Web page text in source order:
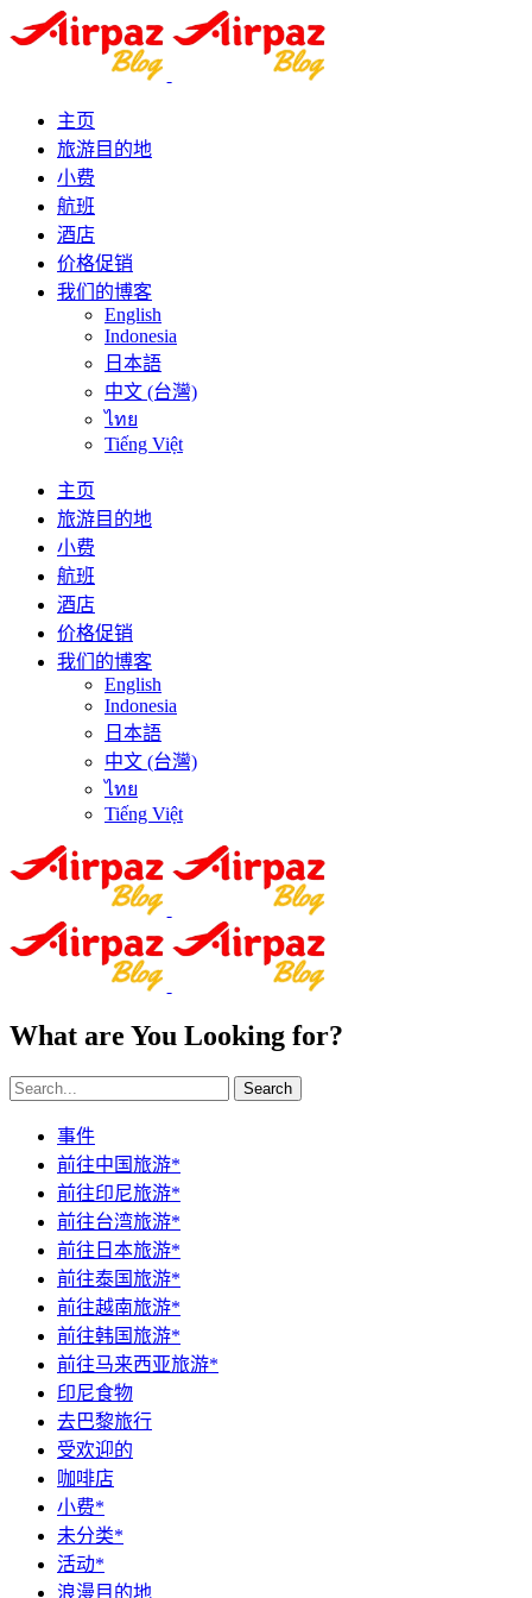
主页
旅游目的地
小费
航班
酒店
价格促销
我们的博客
English
Indonesia
日本語
中文 (台灣)
ไทย
Tiếng Việt
主页
旅游目的地
小费
航班
酒店
价格促销
我们的博客
English
Indonesia
日本語
中文 (台灣)
ไทย
Tiếng Việt
What are You Looking for?
Search
事件
前往中国旅游*
前往印尼旅游*
前往台湾旅游*
前往日本旅游*
前往泰国旅游*
前往越南旅游*
前往韩国旅游*
前往马来西亚旅游*
印尼食物
去巴黎旅行
受欢迎的
咖啡店
小费*
未分类*
活动*
浪漫目的地